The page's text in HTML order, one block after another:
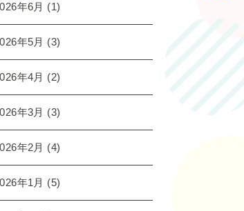
年6月 (1)
年5月 (3)
年4月 (2)
年3月 (3)
年2月 (4)
年1月 (5)